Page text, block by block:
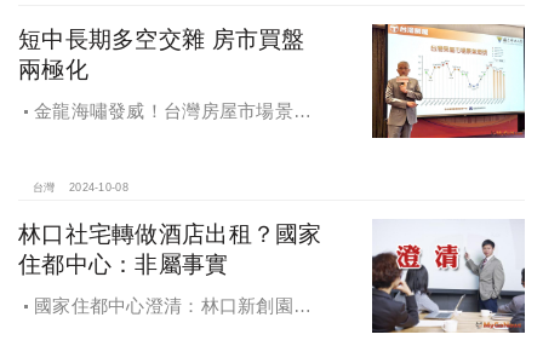
短中長期多空交雜 房市買盤
兩極化
金龍海嘯發威！台灣房屋市場景氣
望全壘打
台灣 2024-10-08
林口社宅轉做酒店出租？國家
住都中心：非屬事實
國家住都中心澄清：林口新創園秉